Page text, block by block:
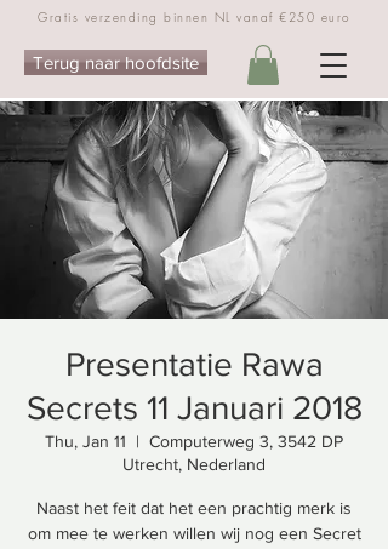
Gratis verzending binnen NL vanaf €250 euro
Terug naar hoofdsite
Presentatie Rawa
Secrets 11 Januari 2018
Thu, Jan 11
  |
Computerweg 3, 3542 DP
Utrecht, Nederland
Naast het feit dat het een prachtig merk is
om mee te werken willen wij nog een Secret